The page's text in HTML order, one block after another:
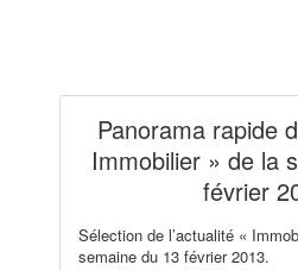
Panorama rapide
Immobilier » de la
février
Sélection de l’actualité «
semaine du 13 février 2013.